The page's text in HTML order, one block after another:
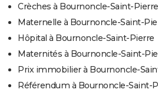
Crèches à Bournoncle-Saint-Pierre
Maternelle à Bournoncle-Saint-
Hôpital à Bournoncle-Saint-Pierre
Maternités à Bournoncle-Saint-
Prix immobilier à Bournoncle-
Référendum à Bournoncle-Saint-